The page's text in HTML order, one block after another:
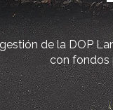
de la DOP
con fondos